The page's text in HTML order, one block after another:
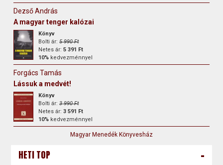
Dezső András
A magyar tenger kalózai
Könyv
Bolti ár:5 990 Ft
Netes ár:5 391 Ft
10% kedvezménnyel
Forgács Tamás
Lássuk a medvét!
Könyv
Bolti ár:3 990 Ft
Netes ár:3 591 Ft
10% kedvezménnyel
Magyar Menedék Könyvesház
HETI TOP -